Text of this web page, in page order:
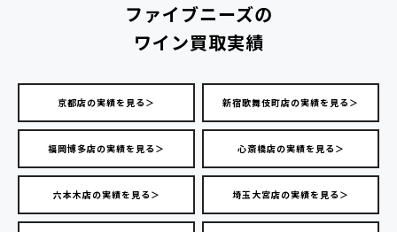
ファイブニーズの
ワイン買取実績
京都店の実績を見る＞ 新宿歌舞伎町店の実績を見る＞
福岡博多店の実績を見る＞ 心斎橋店の実績を見る＞
六本木店の実績を見る＞ 埼玉大宮店の実績を見る＞